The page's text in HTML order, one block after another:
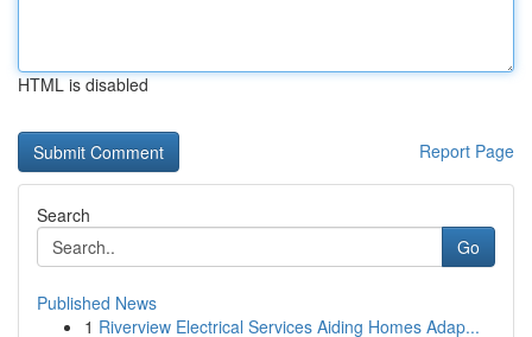
HTML is disabled
Report Page
Search
Go
Published News
1 Riverview Electrical Services Aiding Homes Adap...